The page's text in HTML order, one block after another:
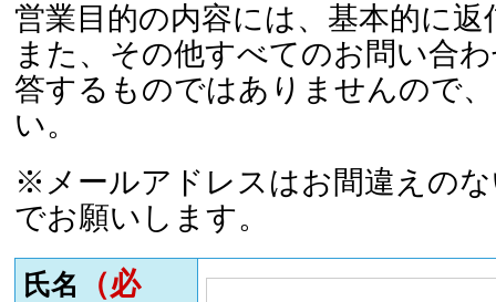
営業目的の内容には、基本的に
また、その他すべてのお問い合
答するものではありませんので
い。
※メールアドレスはお間違えの
でお願いします。
氏名
（必